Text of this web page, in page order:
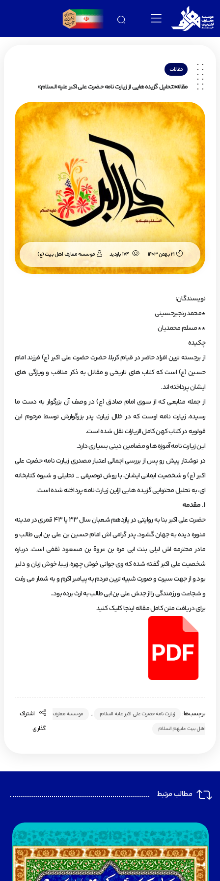
مقالات
مقاله«تحلیل گزیده‌هایی از زیارت نامه حضرت علی اکبر علیه السلام»
21 بهمن 1403 174 بازدید موسسه معارف اهل بیت (ع)
نویسندگان:
*محمد رنجبرحسینی
**مسلم محمدیان
چکیده
از برجسته ترین افراد حاضر در قیام کربلا، حضرت حضرت علی اکبر (ع) فرزند امام
حسین (ع) است که کتاب های تاریخی و مقاتل به ذکر مناقب و ویژگی های
ایشان پرداخته اند.
از جمله منابعی که از سوی امام صادق (ع) در وصف آن بزرگوار به دست ما
رسیده، زیارت نامه اوست که در خلال زیارت پدر بزرگوارش توسط مرحوم ابن
قولویه در کتاب کهن کامل الزیارات نقل شده است.
این زیارت نامه آموزه ها و مضامین دینی بسیاری دارد.
در نوشتار پیش رو پس از بررسی اجمالی اعتبار مصدری زیارت نامه حضرت علی
اکبر (ع) و شخصیت ایمانی ایشان، با روش توصیفی _ تحلیلی و شیوه کتابخانه
ای، به تحلیل محتوایی گزیده هایی ازاین زیارت نامه پرداخته شده است.
۱. مقدمه
حضرت علی اکبر بنا به روایتی در یازدهم شعبان سال ۳۳ یا ۴۳ قمری در مدینه
منوره دیده به جهان گشود. پدر گرامی اش امام حسین بن علی بن ابی طالب و
مادر محترمه اش لیلی بنت ابى مره بن عروة بن مسعود ثقفی است. درباره
شخصیت علی اکبر گفته شده که وی جوانی خوش چهره، زیبا، خوش زبان و دلیر
بود و از جهت سیرت و صورت شبیه ترین مردم به پیامبر اکرم و به شمار می رفت
و شجاعت و رزمندگی را از جدش علی بن ابی طالب به ارث برده بود..
برای دریافت متن کامل مقاله اینجا کلیک کنید
برچسب‌ها: زیارت نامه حضرت علی اکبر علیه السلام ,
موسسه معارف
اهل بیت علیهم السلام
اشتراک
گذاری
مطالب مرتبط